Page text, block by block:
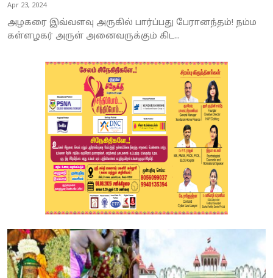
Apr 23, 2024
அழகரை இவ்வளவு அருகில் பார்ப்பது பேரானந்தம்! நம்ம
கள்ளழகர் அருள் அனைவருக்கும் கிட...